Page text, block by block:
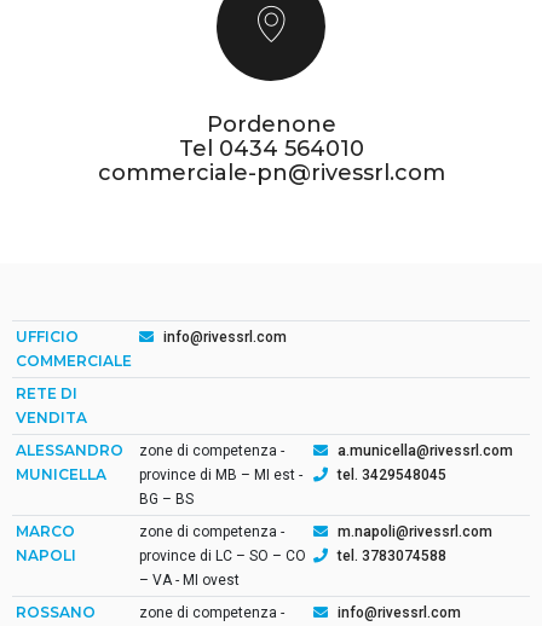
Pordenone
Tel 0434 564010
commerciale-pn@rivessrl.com
UFFICIO
COMMERCIALE
info@rivessrl.com
RETE DI
VENDITA
ALESSANDRO
MUNICELLA
zone di competenza -
province di MB – MI est -
BG – BS
a.municella@rivessrl.com
tel. 3429548045
MARCO
NAPOLI
zone di competenza -
province di LC – SO – CO
– VA - MI ovest
m.napoli@rivessrl.com
tel. 3783074588
ROSSANO
zone di competenza -
info@rivessrl.com